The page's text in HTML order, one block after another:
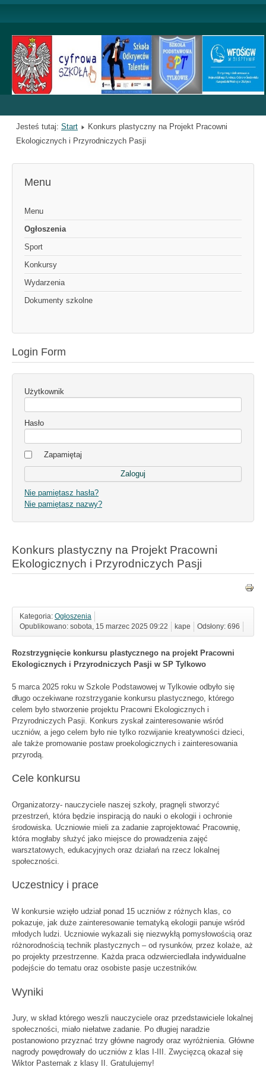
Jesteś tutaj: Start
Konkurs plastyczny na Projekt Pracowni
Ekologicznych i Przyrodniczych Pasji
Menu
Menu
Ogłoszenia
Sport
Konkursy
Wydarzenia
Dokumenty szkolne
Login Form
Użytkownik
Hasło
Zapamiętaj
Nie pamiętasz hasła?
Nie pamiętasz nazwy?
Konkurs plastyczny na Projekt Pracowni
Ekologicznych i Przyrodniczych Pasji
Kategoria: Ogłoszenia
Opublikowano: sobota, 15 marzec 2025 09:22
kape Odsłony: 696
Rozstrzygnięcie konkursu plastycznego na projekt Pracowni
Ekologicznych i Przyrodniczych Pasji w SP Tylkowo
5 marca 2025 roku w Szkole Podstawowej w Tylkowie odbyło się
długo oczekiwane rozstrzyganie konkursu plastycznego, którego
celem było stworzenie projektu Pracowni Ekologicznych i
Przyrodniczych Pasji. Konkurs zyskał zainteresowanie wśród
uczniów, a jego celem było nie tylko rozwijanie kreatywności dzieci,
ale także promowanie postaw proekologicznych i zainteresowania
przyrodą.
Cele konkursu
Organizatorzy- nauczyciele naszej szkoły, pragnęli stworzyć
przestrzeń, która będzie inspiracją do nauki o ekologii i ochronie
środowiska. Uczniowie mieli za zadanie zaprojektować Pracownię,
która mogłaby służyć jako miejsce do prowadzenia zajęć
warsztatowych, edukacyjnych oraz działań na rzecz lokalnej
społeczności.
Uczestnicy i prace
W konkursie wzięło udział ponad 15 uczniów z różnych klas, co
pokazuje, jak duże zainteresowanie tematyką ekologii panuje wśród
młodych ludzi. Uczniowie wykazali się niezwykłą pomysłowością oraz
różnorodnością technik plastycznych – od rysunków, przez kolaże, aż
po projekty przestrzenne. Każda praca odzwierciedlała indywidualne
podejście do tematu oraz osobiste pasje uczestników.
Wyniki
Jury, w skład którego weszli nauczyciele oraz przedstawiciele lokalnej
społeczności, miało niełatwe zadanie. Po długiej naradzie
postanowiono przyznać trzy główne nagrody oraz wyróżnienia. Główne
nagrody powędrowały do uczniów z klas I-III. Zwycięzcą okazał się
Wiktor Pasternak z klasy II. Gratulujemy!